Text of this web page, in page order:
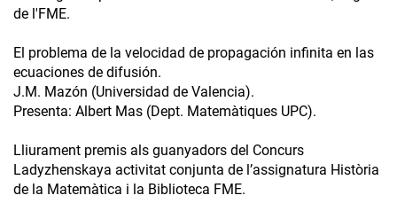
de l'FME.
El problema de la velocidad de propagación infinita en las
ecuaciones de difusión.
J.M. Mazón (Universidad de Valencia).
Presenta: Albert Mas (Dept. Matemàtiques UPC).
Lliurament premis als guanyadors del Concurs
Ladyzhenskaya activitat conjunta de l’assignatura Història
de la Matemàtica i la Biblioteca FME.